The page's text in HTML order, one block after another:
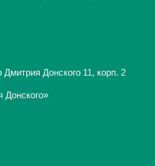
Донского 11, корп. 2
Донского»